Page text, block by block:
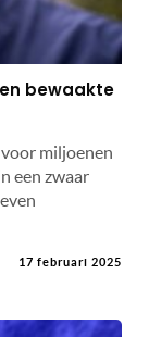
bewaakte
miljoenen
een zwaar
17 februari 2025